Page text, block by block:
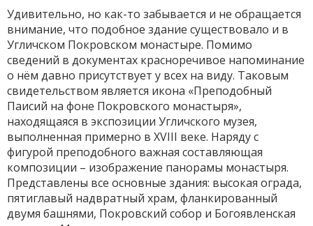
Удивительно, но как-то забывается и не обращается
внимание, что подобное здание существовало и в
Угличском Покровском монастыре. Помимо
сведений в документах красноречивое напоминание
о нём давно присутствует у всех на виду. Таковым
свидетельством является икона «Преподобный
Паисий на фоне Покровского монастыря»,
находящаяся в экспозиции Угличского музея,
выполненная примерно в XVIII веке. Наряду с
фигурой преподобного важная составляющая
композиции – изображение панорамы монастыря.
Представлены все основные здания: высокая ограда,
пятиглавый надвратный храм, фланкированный
двумя башнями, Покровский собор и Богоявленская